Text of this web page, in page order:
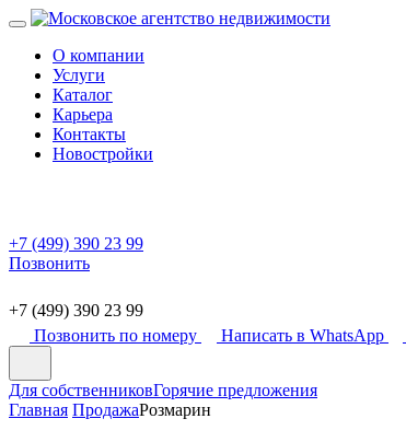
О компании
Услуги
Каталог
Карьера
Контакты
Новостройки
+7 (499) 390 23 99
Позвонить
+7 (499) 390 23 99
Позвонить по номеру
Написать в WhatsApp
Для собственниковГорячие предложения
Главная ПродажаРозмарин